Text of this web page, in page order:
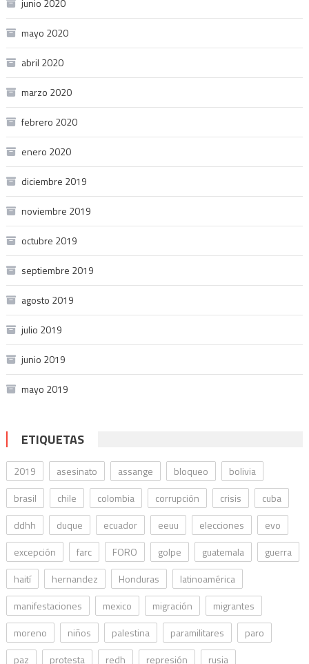
junio 2020
mayo 2020
abril 2020
marzo 2020
febrero 2020
enero 2020
diciembre 2019
noviembre 2019
octubre 2019
septiembre 2019
agosto 2019
julio 2019
junio 2019
mayo 2019
ETIQUETAS
2019 asesinato assange bloqueo
bolivia
brasil
chile colombia corrupción crisis
cuba
ddhh
duque ecuador eeuu elecciones
evo
excepción
farc FORO golpe guatemala
guerra
haití
hernandez Honduras
latinoamérica
manifestaciones
mexico migración
migrantes
moreno
niños palestina paramilitares
paro
paz
protesta redh represión rusia